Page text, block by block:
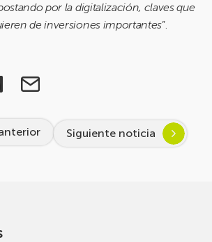
por la digitalización, claves que
de inversiones importantes”.
Siguiente noticia